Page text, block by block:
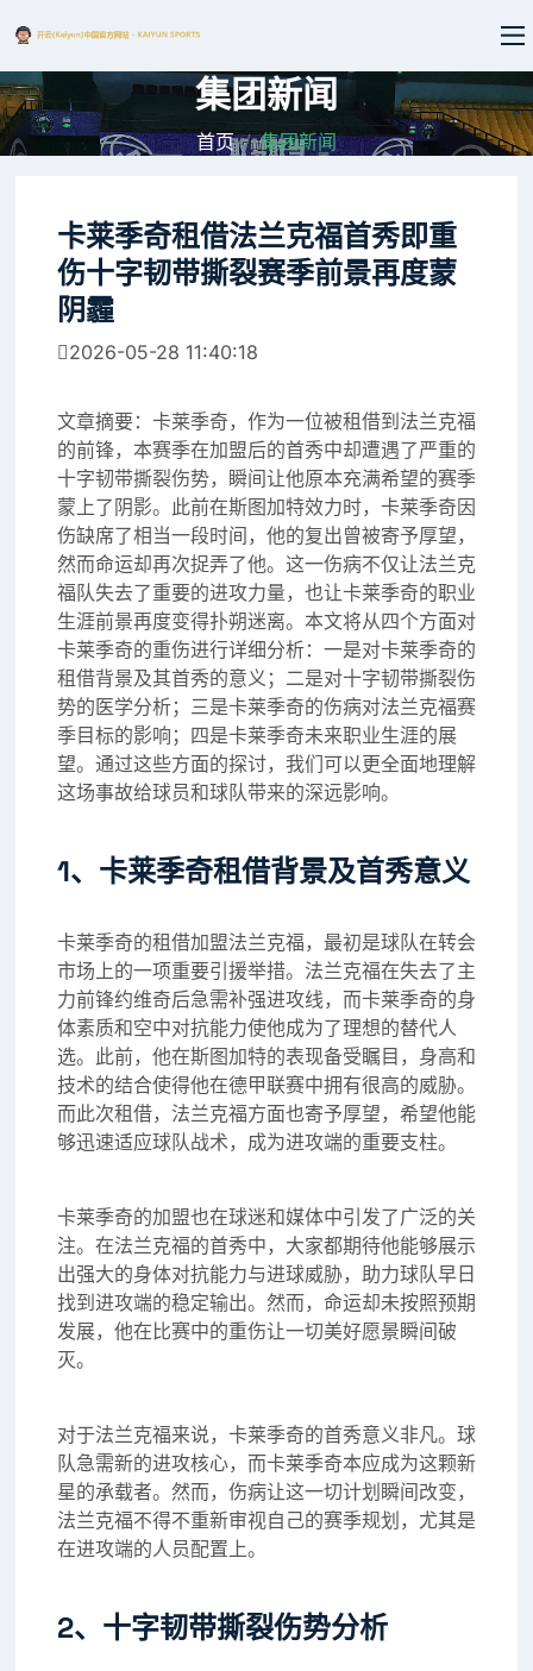
集团新闻
首页 集团新闻
卡莱季奇租借法兰克福首秀即重
伤十字韧带撕裂赛季前景再度蒙
阴霾
2026-05-28 11:40:18
文章摘要：卡莱季奇，作为一位被租借到法兰克福
的前锋，本赛季在加盟后的首秀中却遭遇了严重的
十字韧带撕裂伤势，瞬间让他原本充满希望的赛季
蒙上了阴影。此前在斯图加特效力时，卡莱季奇因
伤缺席了相当一段时间，他的复出曾被寄予厚望，
然而命运却再次捉弄了他。这一伤病不仅让法兰克
福队失去了重要的进攻力量，也让卡莱季奇的职业
生涯前景再度变得扑朔迷离。本文将从四个方面对
卡莱季奇的重伤进行详细分析：一是对卡莱季奇的
租借背景及其首秀的意义；二是对十字韧带撕裂伤
势的医学分析；三是卡莱季奇的伤病对法兰克福赛
季目标的影响；四是卡莱季奇未来职业生涯的展
望。通过这些方面的探讨，我们可以更全面地理解
这场事故给球员和球队带来的深远影响。
1、卡莱季奇租借背景及首秀意义
卡莱季奇的租借加盟法兰克福，最初是球队在转会
市场上的一项重要引援举措。法兰克福在失去了主
力前锋约维奇后急需补强进攻线，而卡莱季奇的身
体素质和空中对抗能力使他成为了理想的替代人
选。此前，他在斯图加特的表现备受瞩目，身高和
技术的结合使得他在德甲联赛中拥有很高的威胁。
而此次租借，法兰克福方面也寄予厚望，希望他能
够迅速适应球队战术，成为进攻端的重要支柱。
卡莱季奇的加盟也在球迷和媒体中引发了广泛的关
注。在法兰克福的首秀中，大家都期待他能够展示
出强大的身体对抗能力与进球威胁，助力球队早日
找到进攻端的稳定输出。然而，命运却未按照预期
发展，他在比赛中的重伤让一切美好愿景瞬间破
灭。
对于法兰克福来说，卡莱季奇的首秀意义非凡。球
队急需新的进攻核心，而卡莱季奇本应成为这颗新
星的承载者。然而，伤病让这一切计划瞬间改变，
法兰克福不得不重新审视自己的赛季规划，尤其是
在进攻端的人员配置上。
2、十字韧带撕裂伤势分析